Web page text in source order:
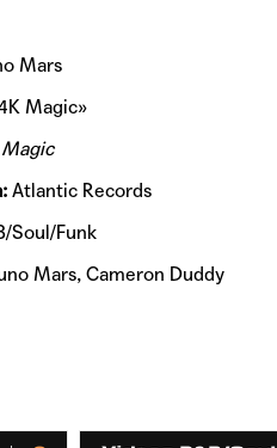
Mars
Magic»
Atlantic Records
Soul/Funk
Mars, Cameron Duddy